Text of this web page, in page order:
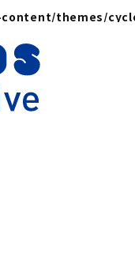
themes/